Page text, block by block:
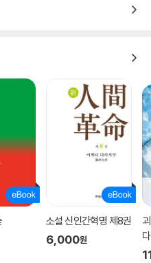
기며 발견되었다.
세 편의 수기와 석 장의 사진으로
치된 수기들은 ‘요조’라는 청년의
숨겨진 모르핀 중독자의 처절한
이 오사무의 생애를 연상케 하는
려 엄청난 반향을 불러일으켰다.
를” 입으며, “본심을 한마디도 말
경”인 인생을 펼쳐나가는 방황과
지지를 얻었기 때문이다. 출간
소설 신인간혁명 제8권
6,000원
다